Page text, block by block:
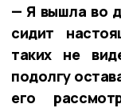
— Я вышла во
сидит
таких не
подолгу
его